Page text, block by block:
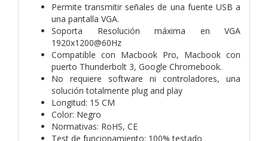
Permite transmitir señales de una fuente USB a
una pantalla VGA.
Soporta Resolución máxima en VGA
1920x1200@60Hz
Compatible con Macbook Pro, Macbook con
puerto Thunderbolt 3, Google Chromebook.
No requiere software ni controladores, una
solución totalmente plug and play
Longitud: 15 CM
Color: Negro
Normativas: RoHS, CE
Test de funcionamiento: 100% testado